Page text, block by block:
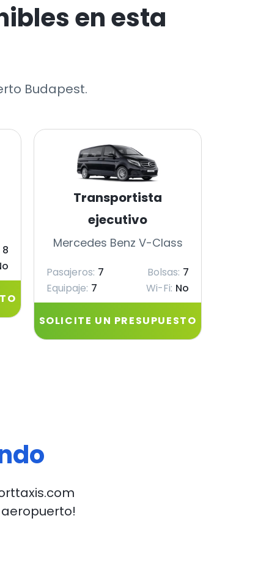
en esta
Budapest.
8
Transportista
ejecutivo
Mercedes Benz V-Class
Pasajeros: 7 Bolsas: 7
Equipaje: 7 Wi-Fi: No
SOLICITE UN PRESUPUESTO